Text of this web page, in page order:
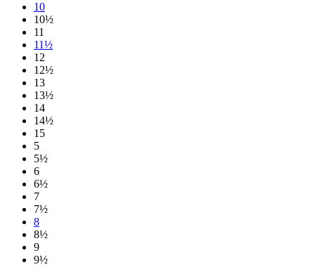
10
10½
11
11½
12
12½
13
13½
14
14½
15
5
5½
6
6½
7
7½
8
8½
9
9½